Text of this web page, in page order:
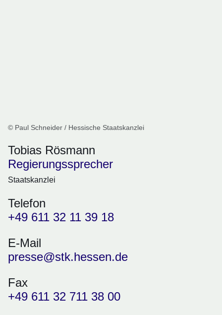
© Paul Schneider / Hessische Staatskanzlei
Tobias Rösmann
Regierungssprecher
Staatskanzlei
Telefon
+49 611 32 11 39 18
E-Mail
presse@stk.hessen.de
Fax
+49 611 32 711 38 00